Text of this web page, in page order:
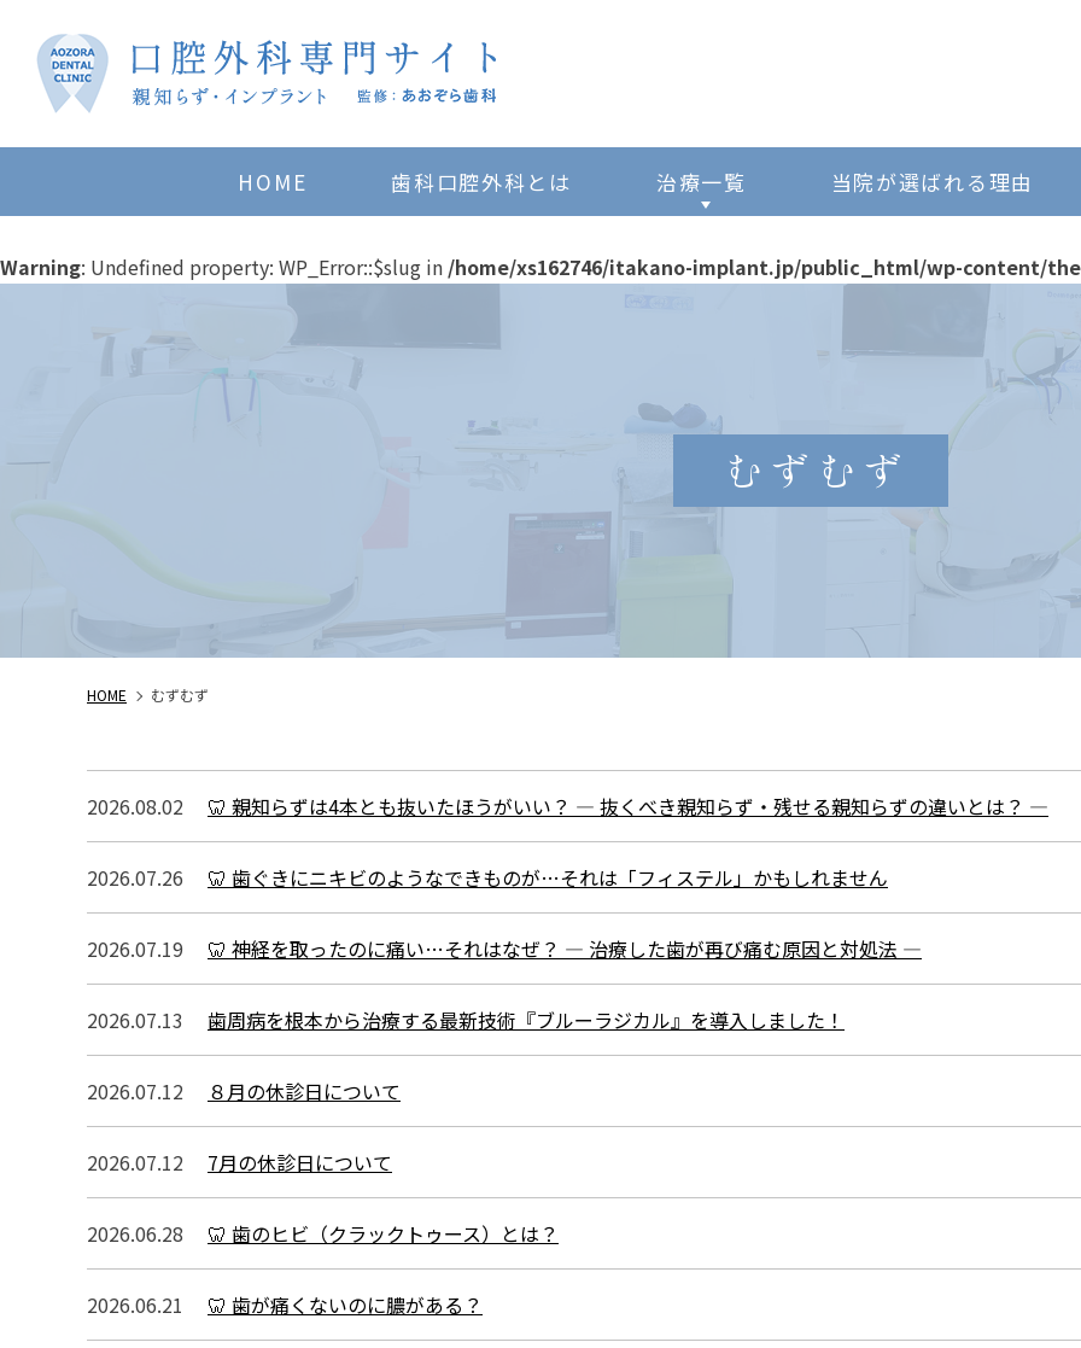
HOME 歯科口腔外科とは 治療一覧
親知らず
口のできもの・けが
歯牙移植・再植
インプラントについて
安全なインプラント手術を
骨が少なくてもできる
インプラント
インプラント前後の注意点
当院が選ばれる理由
Warning: Undefined property: WP_Error::$slug in /home/xs162746/itakano-implant.jp/public_html/wp-content/
むずむず
HOME むずむず
2026.08.02 🦷 親知らずは4本とも抜いたほうがいい？ ― 抜くべき親知らず・残せる親知らずの違いとは？ ―
2026.07.26 🦷 歯ぐきにニキビのようなできものが…それは「フィステル」かもしれません
2026.07.19 🦷 神経を取ったのに痛い…それはなぜ？ ― 治療した歯が再び痛む原因と対処法 ―
2026.07.13 歯周病を根本から治療する最新技術『ブルーラジカル』を導入しました！
2026.07.12 ８月の休診日について
2026.07.12 7月の休診日について
2026.06.28 🦷 歯のヒビ（クラックトゥース）とは？
2026.06.21 🦷 歯が痛くないのに膿がある？